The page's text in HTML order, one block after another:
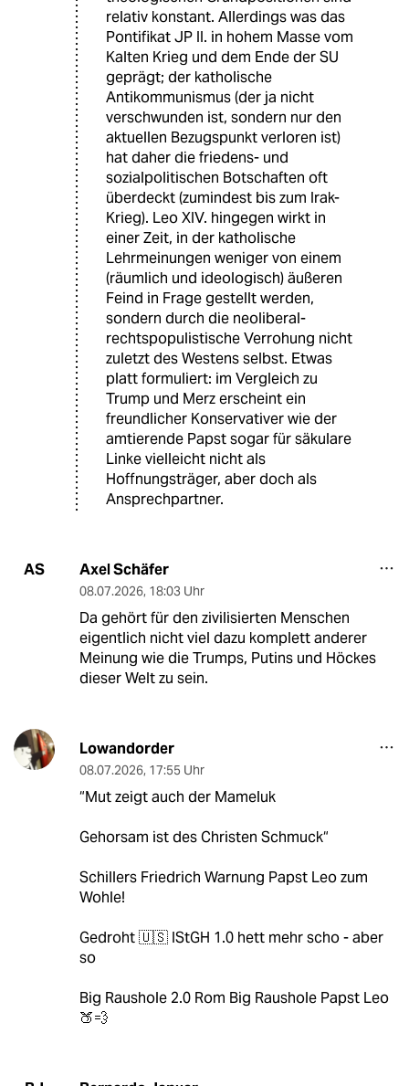
relativ konstant. Allerdings was das
Pontifikat JP II. in hohem Masse vom
Kalten Krieg und dem Ende der SU
geprägt; der katholische
Antikommunismus (der ja nicht
verschwunden ist, sondern nur den
aktuellen Bezugspunkt verloren ist)
hat daher die friedens- und
sozialpolitischen Botschaften oft
überdeckt (zumindest bis zum Irak-
Krieg). Leo XIV. hingegen wirkt in
einer Zeit, in der katholische
Lehrmeinungen weniger von einem
(räumlich und ideologisch) äußeren
Feind in Frage gestellt werden,
sondern durch die neoliberal-
rechtspopulistische Verrohung nicht
zuletzt des Westens selbst. Etwas
platt formuliert: im Vergleich zu
Trump und Merz erscheint ein
freundlicher Konservativer wie der
amtierende Papst sogar für säkulare
Linke vielleicht nicht als
Hoffnungsträger, aber doch als
Ansprechpartner.
AS Axel Schäfer
08.07.2026, 18:03 Uhr
Da gehört für den zivilisierten Menschen
eigentlich nicht viel dazu komplett anderer
Meinung wie die Trumps, Putins und Höckes
dieser Welt zu sein.
Lowandorder
08.07.2026, 17:55 Uhr
“Mut zeigt auch der Mameluk
Gehorsam ist des Christen Schmuck“
Schillers Friedrich Warnung Papst Leo zum
Wohle!
Gedroht 🇺🇸 IStGH 1.0 hett mehr scho - aber
so
Big Raushole 2.0 Rom Big Raushole Papst Leo
🍑💨